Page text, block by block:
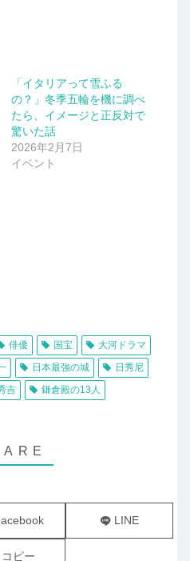
「イタリアって雪ふる
の？」冬季五輪を機に調べ
たら、イメージと正反対で
驚いた話
2026年2月7日
イベント
俳優 国宝
大河ドラマ
日本最強の城
日秀尼
吉 鎌倉殿の13人
LINE
コピー